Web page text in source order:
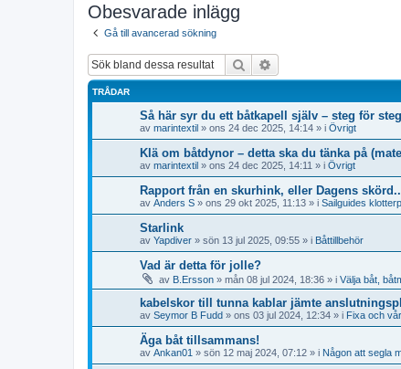
Obesvarade inlägg
Gå till avancerad sökning
Sök
TRÅDAR
Så här syr du ett båtkapell själv – steg för
av marintextil » ons 24 dec 2025, 14:14 » i Övrigt
Klä om båtdynor – detta ska du tänka på
av marintextil » ons 24 dec 2025, 14:11 » i Övrigt
Rapport från en skurhink, eller Dagens
av Anders S » ons 29 okt 2025, 11:13 » i Sailguides
Starlink
av Yapdiver » sön 13 jul 2025, 09:55 » i Båttillbehör
Vad är detta för jolle?
av B.Ersson » mån 08 jul 2024, 18:36 » i Välja båt,
kabelskor till tunna kablar jämte
av Seymor B Fudd » ons 03 jul 2024, 12:34 » i Fixa och
Äga båt tillsammans!
av Ankan01 » sön 12 maj 2024, 07:12 » i Någon att segla